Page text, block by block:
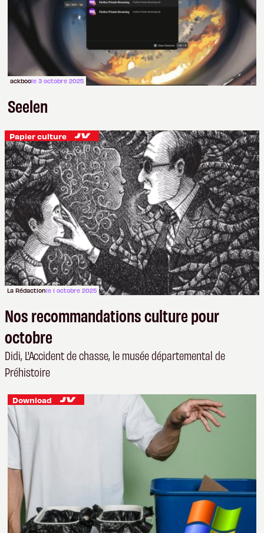
ackboole 3 octobre 2025
Seelen
Papier culture
La Rédactionle 1 octobre 2025
Nos recommandations culture pour
octobre
Didi, L'Accident de chasse, le musée départemental de
Préhistoire
Download